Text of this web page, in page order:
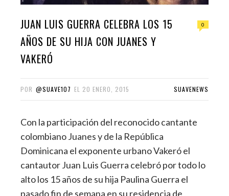
JUAN LUIS GUERRA CELEBRA LOS 15
AÑOS DE SU HIJA CON JUANES Y
VAKERÓ
0
POR @SUAVE107 EL 20 ENERO, 2015 SUAVENEWS
Con la participación del reconocido cantante
colombiano Juanes y de la República
Dominicana el exponente urbano Vakeró el
cantautor Juan Luis Guerra celebró por todo lo
alto los 15 años de su hija Paulina Guerra el
pasado fin de semana en su residencia de